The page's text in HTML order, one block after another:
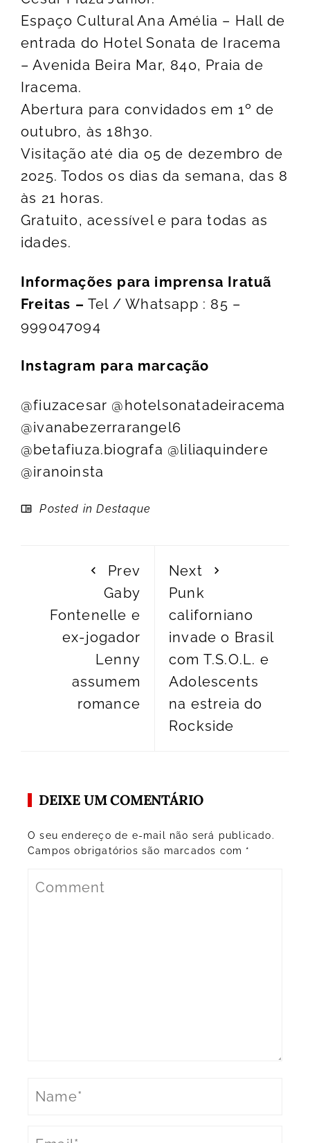
Espaço Cultural Ana Amélia – Hall de
entrada do Hotel Sonata de Iracema
– Avenida Beira Mar, 840, Praia de
Iracema.
Abertura para convidados em 1º de
outubro, às 18h30.
Visitação até dia 05 de dezembro de
2025. Todos os dias da semana, das 8
às 21 horas.
Gratuito, acessível e para todas as
idades.
Informações para imprensa Iratuã
Freitas – Tel / Whatsapp : 85 –
999047094
Instagram para marcação
@fiuzacesar @hotelsonatadeiracema
@ivanabezerrarangel6
@betafiuza.biografa @liliaquindere
@iranoinsta
Posted inDestaque
Prev
Gaby
Fontenelle e
ex-jogador
Lenny
assumem
romance
Next
Punk
californiano
invade o Brasil
com T.S.O.L. e
Adolescents
na estreia do
Rockside
DEIXE UM COMENTÁRIO
O seu endereço de e-mail não será publicado.
Campos obrigatórios são marcados com *